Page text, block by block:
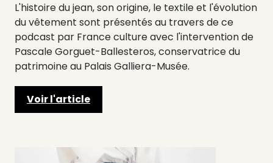
L'histoire du jean, son origine, le textile et l'évolution
du vêtement sont présentés au travers de ce
podcast par France culture avec l'intervention de
Pascale Gorguet-Ballesteros, conservatrice du
patrimoine au Palais Galliera-Musée.
Voir l'article